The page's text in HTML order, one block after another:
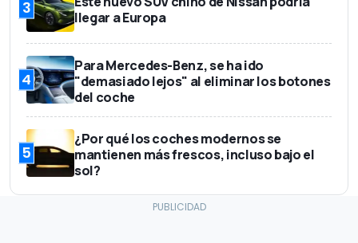
3
llegar a Europa
4
Para Mercedes-Benz, se ha ido
"demasiado lejos" al eliminar los botones
del coche
5
¿Por qué los coches modernos se
mantienen más frescos, incluso bajo el
sol?